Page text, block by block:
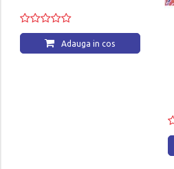
Adauga in cos